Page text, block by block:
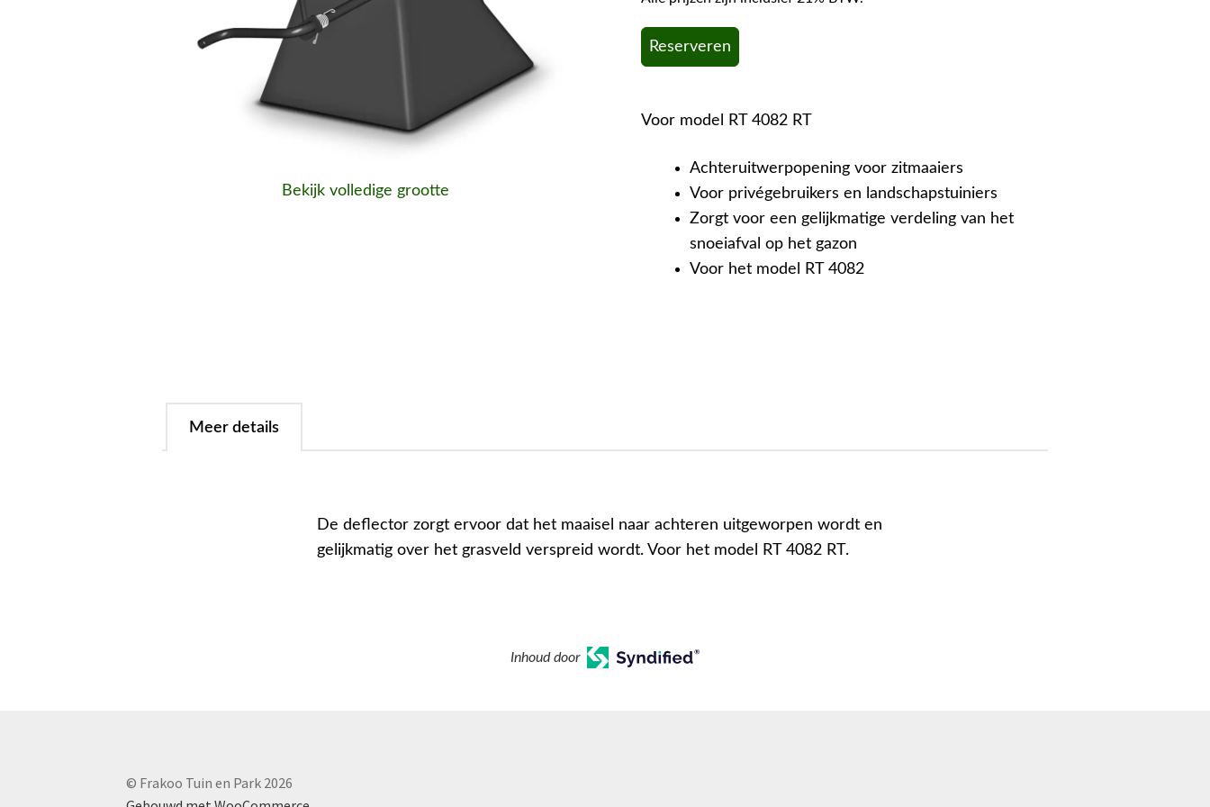
Bekijk volledige grootte
Reserveren
Voor model RT 4082 RT
Achteruitwerpopening voor zitmaaiers
Voor privégebruikers en landschapstuiniers
Zorgt voor een gelijkmatige verdeling van het
snoeiafval op het gazon
Voor het model RT 4082
Meer details
De deflector zorgt ervoor dat het maaisel naar achteren uitgeworpen wordt en
gelijkmatig over het grasveld verspreid wordt. Voor het model RT 4082 RT.
Inhoud door
© Frakoo Tuin en Park 2026